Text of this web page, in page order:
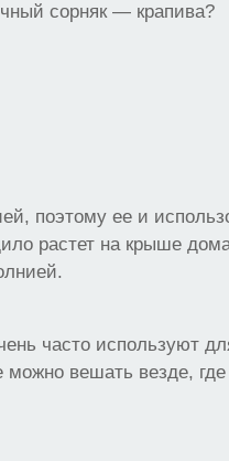
сорняк — крапива?
поэтому ее и
растет на крыше
часто используют
можно вешать везде,